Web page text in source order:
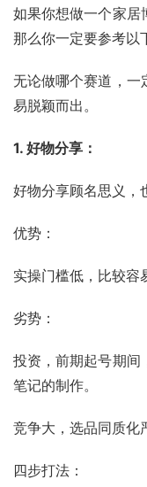
如果你想做一个家居
那么你一定要参考以
无论做哪个赛道，一
易脱颖而出。
1. 好物分享：
好物分享顾名思义，
优势：
实操门槛低，比较容
劣势：
投资，前期起号期间
笔记的制作。
竞争大，选品同质化
四步打法：